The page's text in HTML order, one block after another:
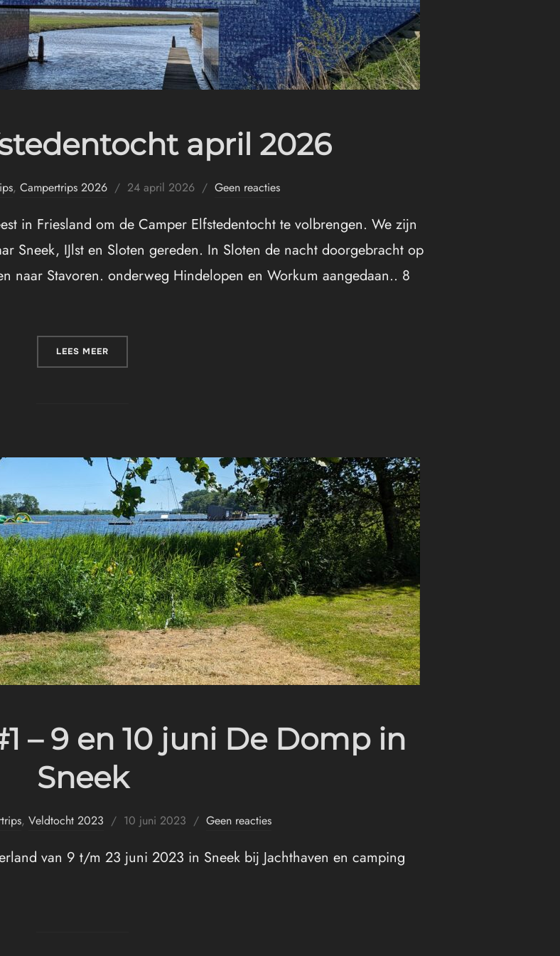
april 2026
, Campertrips 2026
Geplaatst
24 april 2026 Geen reacties
in Friesland om de Camper Elfstedentocht te volbrengen. We zijn
Sneek, IJlst en Sloten gereden. In Sloten de nacht doorgebracht op
naar Stavoren. onderweg Hindelopen en Workum aangedaan.. 8
LEES MEER
– 9 en 10 juni De Domp in
Sneek
, Veldtocht 2023
Geplaatst
10 juni 2023 Geen reacties
van 9 t/m 23 juni 2023 in Sneek bij Jachthaven en camping